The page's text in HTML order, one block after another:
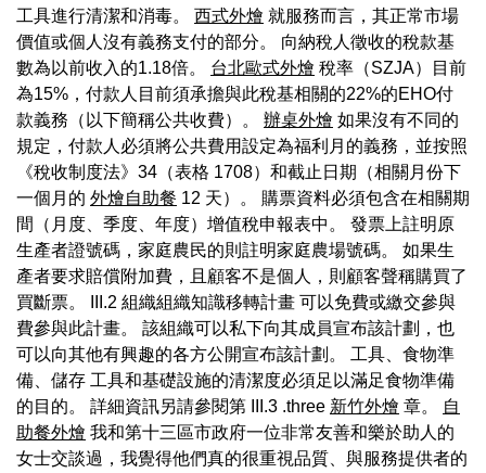
工具進行清潔和消毒。 西式外燴 就服務而言，其正常市場
價值或個人沒有義務支付的部分。 向納稅人徵收的稅款基
數為以前收入的1.18倍。 台北歐式外燴 稅率（SZJA）目前
為15%，付款人目前須承擔與此稅基相關的22%的EHO付
款義務（以下簡稱公共收費）。 辦桌外燴 如果沒有不同的
規定，付款人必須將公共費用設定為福利月的義務，並按照
《稅收制度法》34（表格 1708）和截止日期（相關月份下
一個月的 外燴自助餐 12 天）。 購票資料必須包含在相關期
間（月度、季度、年度）增值稅申報表中。 發票上註明原
生產者證號碼，家庭農民的則註明家庭農場號碼。 如果生
產者要求賠償附加費，且顧客不是個人，則顧客聲稱購買了
買斷票。 III.2 組織組織知識移轉計畫 可以免費或繳交參與
費參與此計畫。 該組織可以私下向其成員宣布該計劃，也
可以向其他有興趣的各方公開宣布該計劃。 工具、食物準
備、儲存 工具和基礎設施的清潔度必須足以滿足食物準備
的目的。 詳細資訊另請參閱第 III.3 .three 新竹外燴 章。
自
助餐外燴 我和第十三區市政府一位非常友善和樂於助人的
女士交談過，我覺得他們真的很重視品質、與服務提供者的